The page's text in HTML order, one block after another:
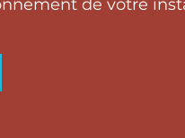
de votre